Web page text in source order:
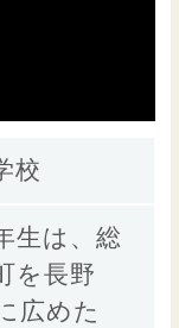
校
生は、総
を長野
広めた